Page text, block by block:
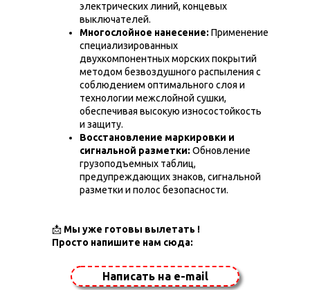
электрических линий, концевых
выключателей.
Многослойное нанесение: Применение
специализированных
двухкомпонентных морских покрытий
методом безвоздушного распыления с
соблюдением оптимального слоя и
технологии межслойной сушки,
обеспечивая высокую износостойкость
и защиту.
Восстановление маркировки и
сигнальной разметки: Обновление
грузоподъемных таблиц,
предупреждающих знаков, сигнальной
разметки и полос безопасности.
📩 Мы уже готовы вылетать !
Просто напишите нам сюда:
Написать на e-mail